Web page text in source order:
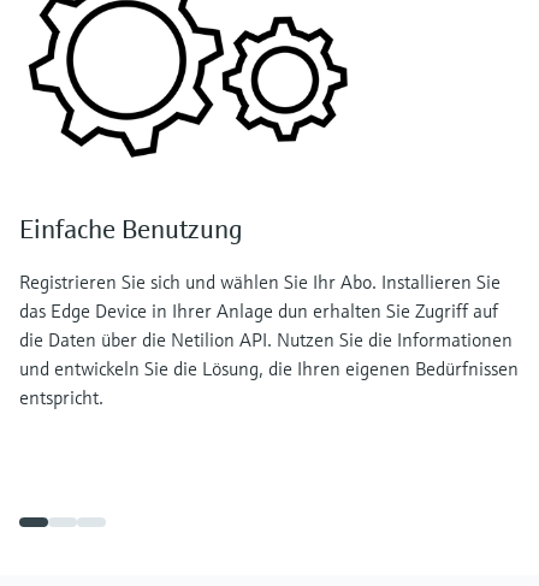
Einfache Benutzung
Registrieren Sie sich und wählen Sie Ihr Abo. Installieren Sie
das Edge Device in Ihrer Anlage dun erhalten Sie Zugriff auf
die Daten über die Netilion API. Nutzen Sie die Informationen
und entwickeln Sie die Lösung, die Ihren eigenen Bedürfnissen
entspricht.